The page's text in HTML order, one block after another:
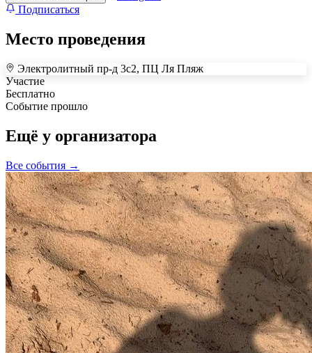
Подписаться
Место проведения
+
–
Электролитный пр-д 3с2, ПЦ Ля Пляж
Участие
Бесплатно
Событие прошло
Ещё у организатора
Все события →